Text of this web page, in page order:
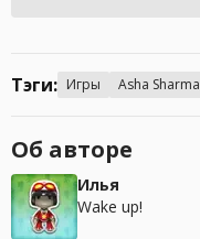
Тэги: Игры Asha Sharma
Об авторе
Илья
Wake up!